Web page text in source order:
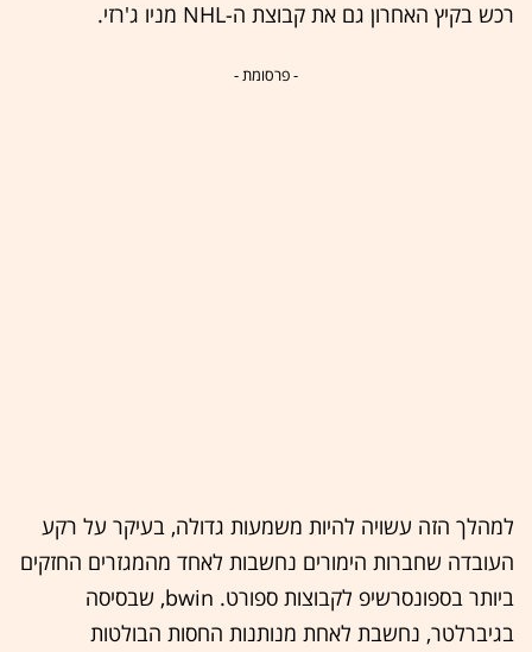
רכש בקיץ האחרון גם את קבוצת ה-NHL מניו ג'רזי.
- פרסומת -
למהלך הזה עשויה להיות משמעות גדולה, בעיקר על רקע
העובדה שחברות הימורים נחשבות לאחד מהמגזרים החזקים
ביותר בספונסרשיפ לקבוצות ספורט. bwin, שבסיסה
בגיברלטר, נחשבת לאחת מנותנות החסות הבולטות